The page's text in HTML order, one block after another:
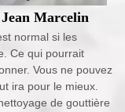
Marcelin
normal si les
Ce qui pourrait
Vous ne pouvez
ira pour le mieux.
de gouttière